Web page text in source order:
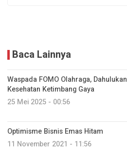
Baca Lainnya
Waspada FOMO Olahraga, Dahulukan
Kesehatan Ketimbang Gaya
25 Mei 2025 - 00:56
Optimisme Bisnis Emas Hitam
11 November 2021 - 11:56